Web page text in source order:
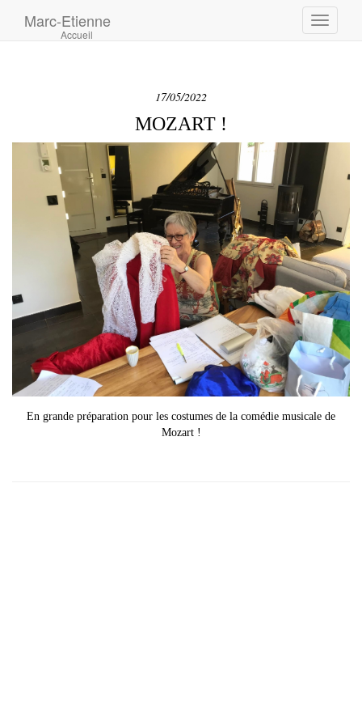
Toggle
Marc-Etienne
Accueil
17/05/2022
MOZART !
En grande préparation pour les costumes de la comédie musicale de
Mozart !